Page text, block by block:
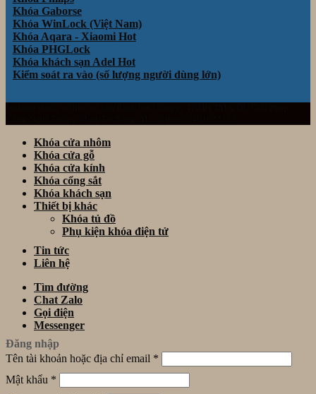
Khóa Gaborse
Khóa WinLock (Việt Nam)
Khóa Aqara - Xiaomi
Khóa PHGLock
Khóa khách sạn Adel
Kiểm soát ra vào (số lượng người dùng lớn)
Khóa cửa nhôm
Khóa cửa gỗ
Khóa cửa kính
Khóa cổng sắt
Khóa khách sạn
Thiết bị khác
Khóa tủ đồ
Phụ kiện khóa điện tử
Tin tức
Liên hệ
Tìm đường
Chat Zalo
Gọi điện
Messenger
Đăng nhập
Tên tài khoản hoặc địa chỉ email *
Mật khẩu *